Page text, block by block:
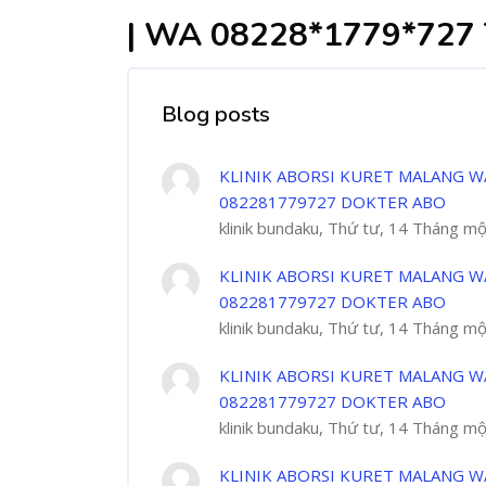
| WA 08228*1779*727
Blog posts
KLINIK ABORSI KURET MALANG
082281779727 DOKTER ABO
klinik bundaku, Thứ tư, 14 Tháng
KLINIK ABORSI KURET MALANG
082281779727 DOKTER ABO
klinik bundaku, Thứ tư, 14 Tháng
KLINIK ABORSI KURET MALANG
082281779727 DOKTER ABO
klinik bundaku, Thứ tư, 14 Tháng
KLINIK ABORSI KURET MALANG